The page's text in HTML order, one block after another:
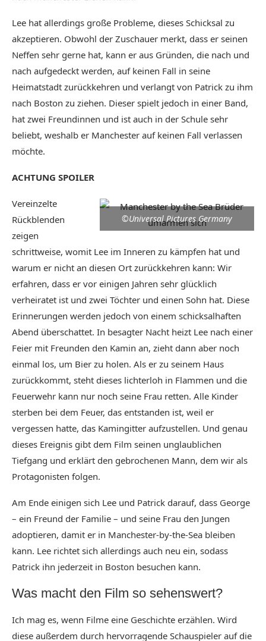
Lee hat allerdings große Probleme, dieses Schicksal zu
akzeptieren. Obwohl der Zuschauer merkt, dass er seinen
Neffen sehr gerne hat, kann er aus Gründen, die nach und
nach aufgedeckt werden, auf keinen Fall in seine
Heimatstadt zurückkehren und verlangt von Patrick zu ihm
nach Boston zu ziehen. Dieser spielt jedoch in einer Band,
hat zwei Freundinnen und ist auch in der Schule sehr
beliebt, weshalb er Manchester auf keinen Fall verlassen
möchte.
ACHTUNG SPOILER
©Universal Pictures Germany
Vereinzelte
Rückblenden
zeigen
schrittweise, womit Lee im Inneren zu kämpfen hat und
warum er nicht an diesen Ort zurückkehren kann: Wir
erfahren, dass er vor einigen Jahren sehr glücklich
verheiratet ist und zwei Töchter und einen Sohn hat. Diese
Erinnerungen werden jedoch von einem schicksalhaften
Abend überschattet. In besagter Nacht heizt Lee nach einer
Feier mit Freunden den Kamin an, zieht dann aber noch
einmal los, um Bier zu holen. Als er zu seinem Haus
zurückkommt, steht dieses lichterloh in Flammen und die
Feuerwehr kann nur noch seine Frau retten. Alle Kinder
sterben bei dem Feuer, das entstanden ist, weil er
vergessen hatte, das Kamingitter aufzustellen. Und genau
dieses Ereignis gibt dem Film seinen unglaublichen
Tiefgang und erklärt den gebrochenen Mann, dem wir als
Protagonisten folgen.
Am Ende einigen sich Lee und Patrick darauf, dass George
– ein Freund der Familie – und seine Frau den Jungen
adoptieren, damit er in Manchester-by-the-Sea bleiben
kann. Lee richtet sich allerdings auch neu ein, sodass
Patrick ihn jederzeit in Boston besuchen kann.
Was macht den Film so sehenswert?
Ich mag es, wenn Filme eine Geschichte erzählen. Wird
diese außerdem durch hervorragende Schauspieler auf die